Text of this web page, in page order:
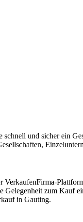
und sicher ein
zum Kauf
in Gauting.